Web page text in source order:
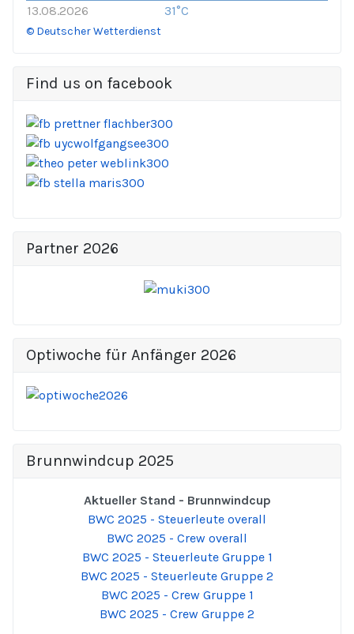
13.08.2026
31°C
© Deutscher Wetterdienst
Find us on facebook
Partner 2026
Optiwoche für Anfänger 2026
Brunnwindcup 2025
Aktueller Stand - Brunnwindcup
BWC 2025 - Steuerleute overall
BWC 2025 - Crew overall
BWC 2025 - Steuerleute Gruppe 1
BWC 2025 - Steuerleute Gruppe 2
BWC 2025 - Crew Gruppe 1
BWC 2025 - Crew Gruppe 2